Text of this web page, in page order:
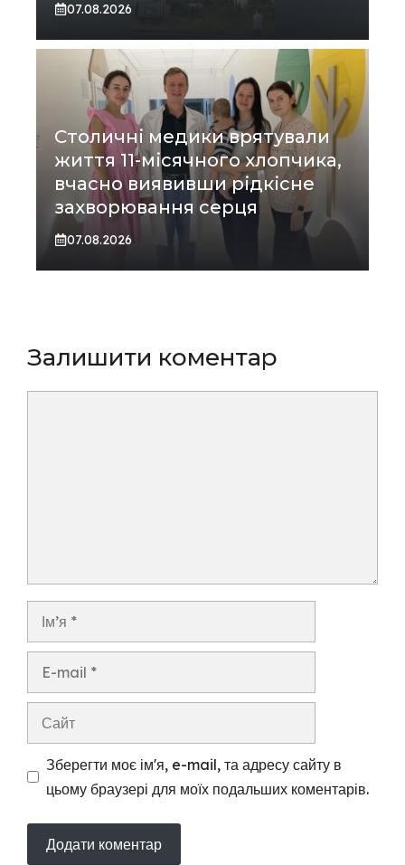
07.08.2026
Столичні медики врятували
життя 11-місячного хлопчика,
вчасно виявивши рідкісне
захворювання серця
07.08.2026
Залишити коментар
Зберегти моє ім'я, e-mail, та адресу сайту в
цьому браузері для моїх подальших коментарів.